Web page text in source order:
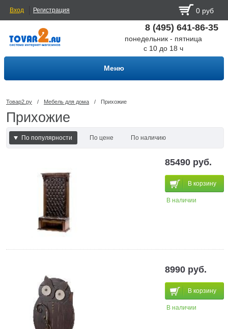
Вход Регистрация 0 руб
8 (495) 641-86-35
понедельник - пятница
с 10 до 18 ч
Меню
Товар2.ру / Мебель для дома / Прихожие
Прихожие
По популярности По цене
По наличию
85490 руб.
В корзину
В наличии
8990 руб.
В корзину
В наличии